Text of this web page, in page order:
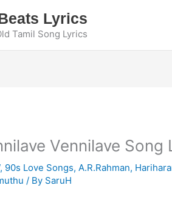
Lyrics
Tamil Song Lyrics
Vennilave Song
, 90s Love Songs,A.R.Rahman,
/ By SaruH